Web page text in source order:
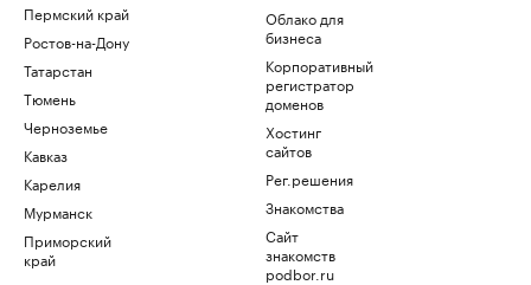
Пермский край
Ростов-на-Дону
Татарстан
Тюмень
Черноземье
Кавказ
Карелия
Мурманск
Приморский
край
Облако для
бизнеса
Корпоративный
регистратор
доменов
Хостинг
сайтов
Рег.решения
Знакомства
Сайт
знакомств
podbor.ru